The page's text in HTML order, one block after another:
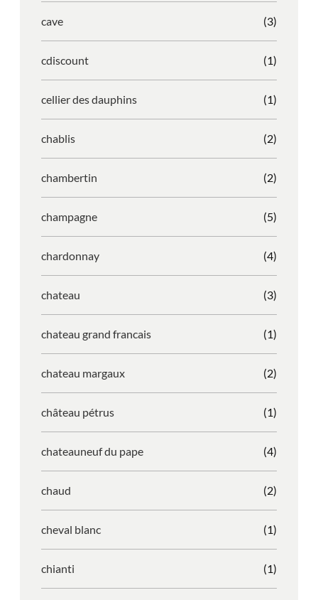
cave (3)
cdiscount (1)
cellier des dauphins (1)
chablis (2)
chambertin (2)
champagne (5)
chardonnay (4)
chateau (3)
chateau grand francais (1)
chateau margaux (2)
château pétrus (1)
chateauneuf du pape (4)
chaud (2)
cheval blanc (1)
chianti (1)